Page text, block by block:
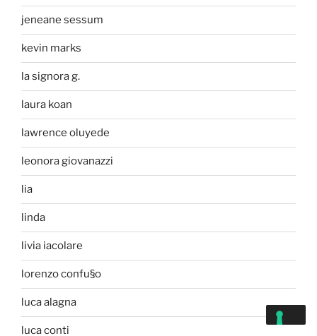
jeneane sessum
kevin marks
la signora g.
laura koan
lawrence oluyede
leonora giovanazzi
lia
linda
livia iacolare
lorenzo confu§o
luca alagna
luca conti